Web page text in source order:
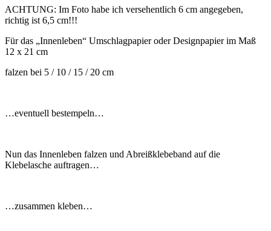
ACHTUNG: Im Foto habe ich versehentlich 6 cm angegeben,
richtig ist 6,5 cm!!!
Für das „Innenleben“ Umschlagpapier oder Designpapierim Maß
12 x 21 cm
falzen bei 5 / 10 / 15 / 20 cm
…eventuell bestempeln…
Nun das Innenleben falzen und Abreißklebeband auf die
Klebelasche auftragen…
…zusammen kleben…